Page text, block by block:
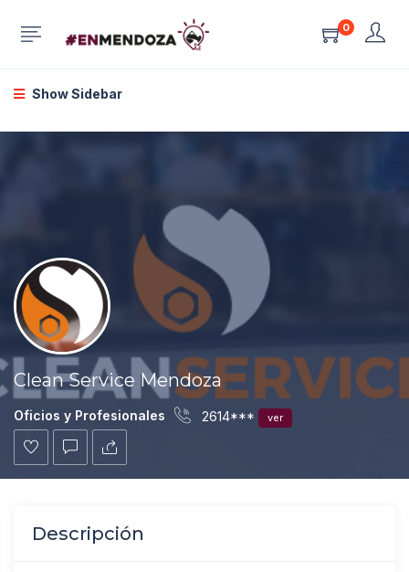
0
Show Sidebar
Clean Service Mendoza
Oficios y Profesionales 2614*** ver
Descripción